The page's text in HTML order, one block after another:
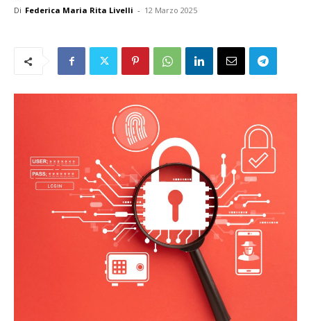
Di Federica Maria Rita Livelli - 12 Marzo 2025